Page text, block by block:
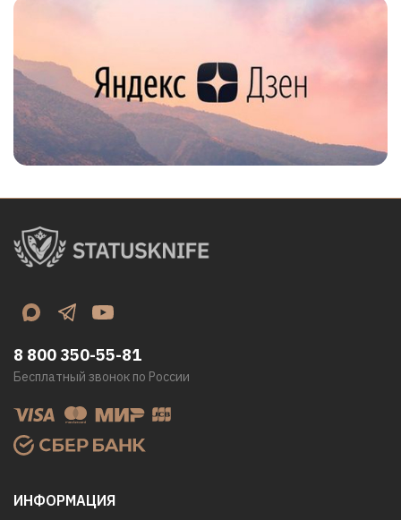
ИНФОРМАЦИЯ
8 800 350-55-81
Бесплатный звонок по России